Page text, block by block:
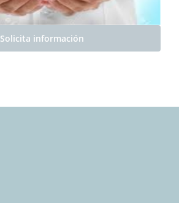
Solicita información